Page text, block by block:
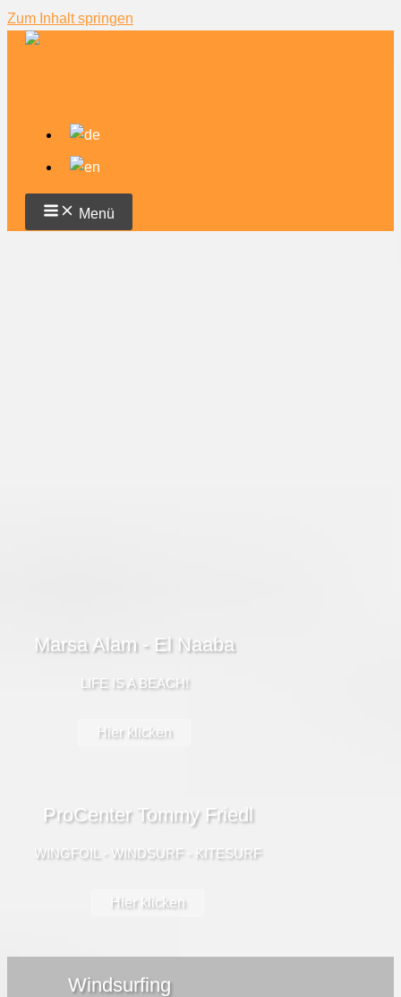
Zum Inhalt springen
Menü
Marsa Alam - El Naaba
LIFE IS A BEACH!
Hier klicken
ProCenter Tommy Friedl
WINGFOIL - WINDSURF - KITESURF
Hier klicken
Windsurfing